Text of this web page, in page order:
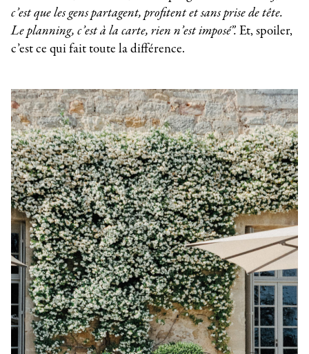
c’est que les gens partagent, profitent et sans prise de tête.
Le planning, c’est à la carte, rien n’est imposé”.Et, spoiler,
c’est ce qui fait toute la différence.